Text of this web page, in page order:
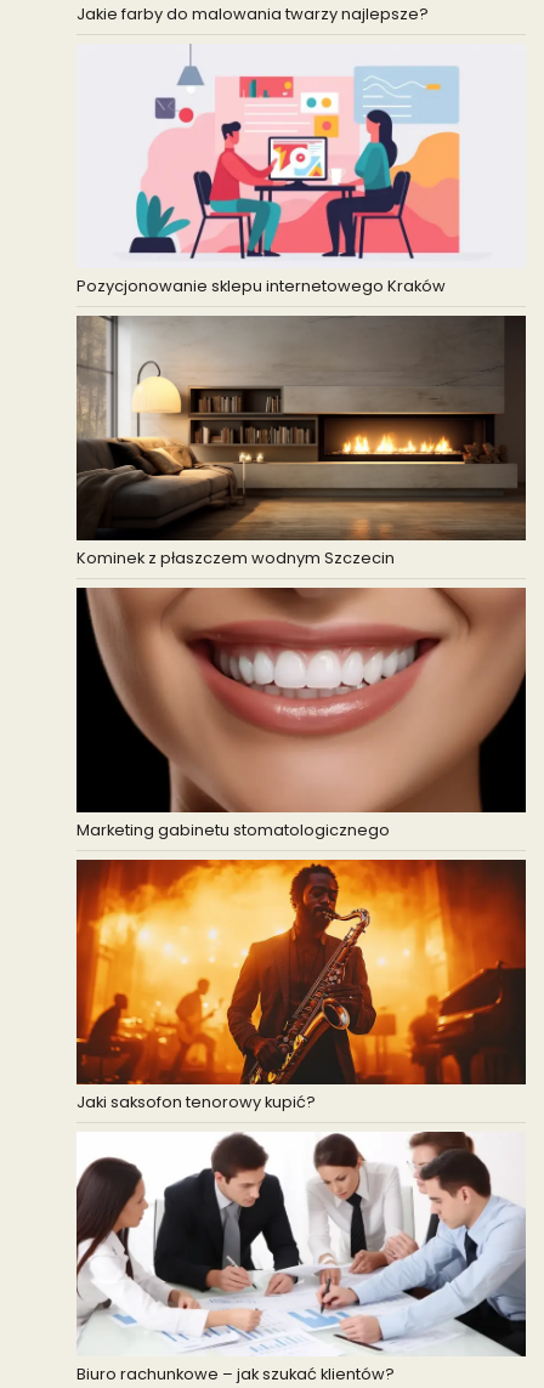
Jakie farby do malowania twarzy najlepsze?
Pozycjonowanie sklepu internetowego Kraków
Kominek z płaszczem wodnym Szczecin
Marketing gabinetu stomatologicznego
Jaki saksofon tenorowy kupić?
Biuro rachunkowe – jak szukać klientów?